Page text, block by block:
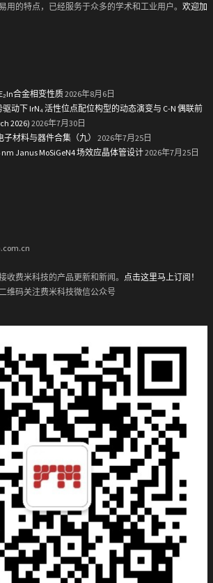
用的特点，已经服务于众多的学术和工业用户。 欢迎加
合金相变性质2026年8月6日
动下 IrN₄ 活性位点配位构型的动态演变与 C-N 偶联前
2026) 2026年7月30日
材料与器件合集（九）
2026年7月25日
Janus MoSiGeN4 场效应晶体管设计2026年7月25日
收费米科技的产品更新和新闻。 点击这里马上订阅！
维码关注费米科技微信公众号